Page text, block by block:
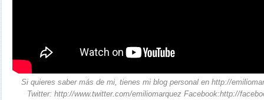
Si quieres saber más de mi, tienes mi blog personal en http://
Twitter: http://www.twitter.com/emiliomarquez Facebook:http://